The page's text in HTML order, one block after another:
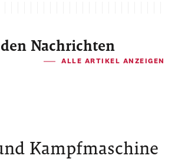
Nachrichten
ALLE ARTIKEL ANZEIGEN
Kampfmaschine